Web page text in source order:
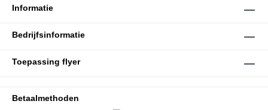
Informatie
Bedrijfsinformatie
Toepassing flyer
Betaalmethoden